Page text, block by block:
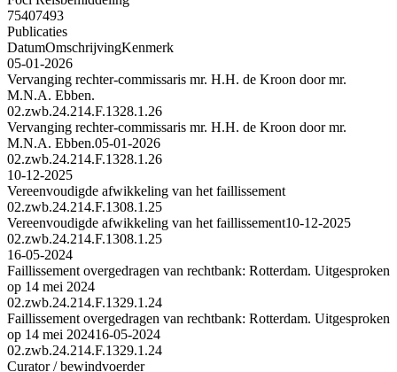
75407493
Publicaties
DatumOmschrijvingKenmerk
05-01-2026
Vervanging rechter-commissaris mr. H.H. de Kroon door mr.
M.N.A. Ebben.
02.zwb.24.214.F.1328.1.26
Vervanging rechter-commissaris mr. H.H. de Kroon door mr.
M.N.A. Ebben.05-01-2026
02.zwb.24.214.F.1328.1.26
10-12-2025
Vereenvoudigde afwikkeling van het faillissement
02.zwb.24.214.F.1308.1.25
Vereenvoudigde afwikkeling van het faillissement10-12-2025
02.zwb.24.214.F.1308.1.25
16-05-2024
Faillissement overgedragen van rechtbank: Rotterdam. Uitgesproken
op 14 mei 2024
02.zwb.24.214.F.1329.1.24
Faillissement overgedragen van rechtbank: Rotterdam. Uitgesproken
op 14 mei 202416-05-2024
02.zwb.24.214.F.1329.1.24
Curator / bewindvoerder